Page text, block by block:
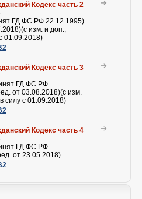
Кодекс часть 2
ГД ФС РФ 22.12.1995)
изм. и доп.,
01.09.2018)
Кодекс часть 3
ГД ФС РФ
от 03.08.2018)(с изм.
силу с 01.09.2018)
Кодекс часть 4
ГД ФС РФ
от 23.05.2018)